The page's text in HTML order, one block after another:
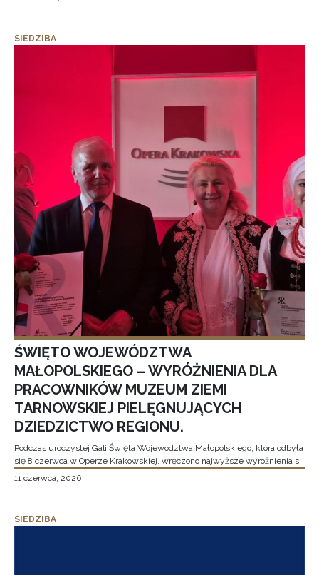
SIEDZIBA
ŚWIĘTO WOJEWÓDZTWA
MAŁOPOLSKIEGO – WYRÓŻNIENIA DLA
PRACOWNIKÓW MUZEUM ZIEMI
TARNOWSKIEJ PIELĘGNUJĄCYCH
DZIEDZICTWO REGIONU.
Podczas uroczystej Gali Święta Województwa Małopolskiego, która odbyła
się 8 czerwca w Operze Krakowskiej, wręczono najwyższe wyróżnienia s
11 czerwca, 2026
SIEDZIBA